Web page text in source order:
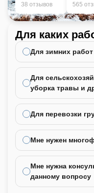
38 отзывов 565
Для каких
Для зимних работ
Для
уборка травы и
Для перевозки
Мне нужен
Мне нужна
данному вопросу